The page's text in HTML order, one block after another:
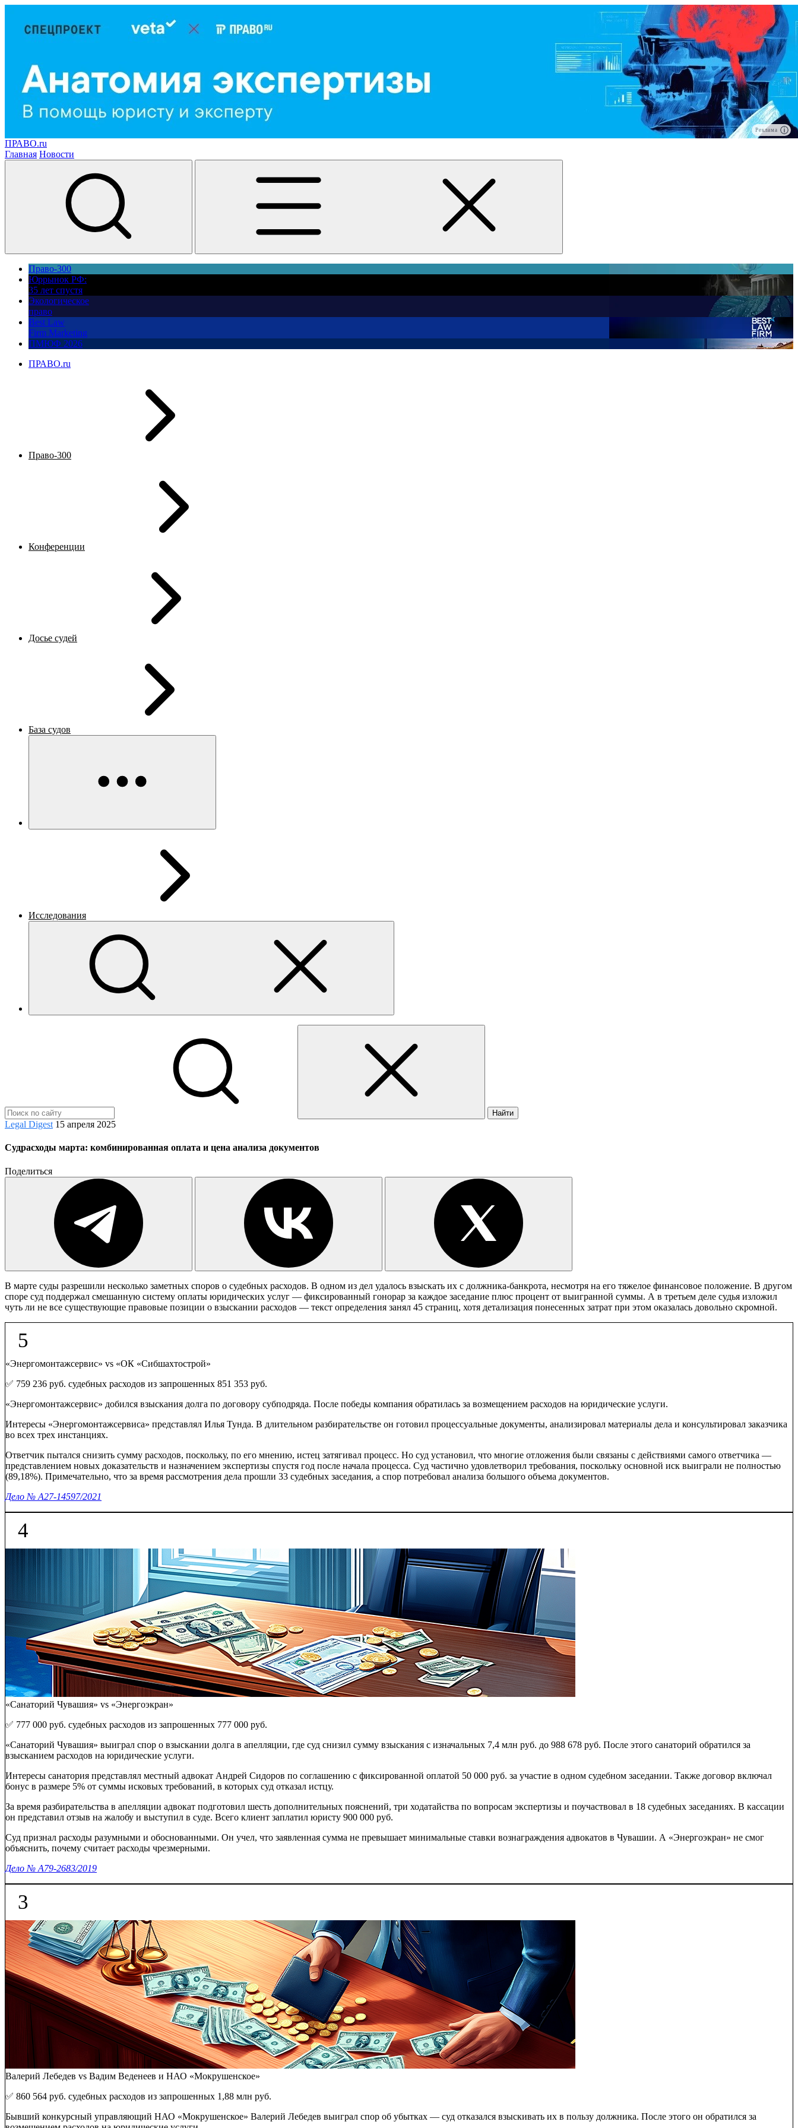
Реклама
ПРАВО.ru
Главная Новости
Право-300
Юррынок РФ:
35 лет спустя
Экологическое
право
Best Law
Firm Marketing
ПМЮФ 2026
ПРАВО.ru
Право-300
Конференции
Досье судей
База судов
Исследования
Найти
Legal Digest 15 апреля 2025
Судрасходы марта: комбинированная оплата и цена анализа документов
Поделиться
В марте суды разрешили несколько заметных споров о судебных расходов. В одном из дел удалось взыскать их с должника-банкрота, несмотря на его тяжелое финансовое положение. В другом
споре суд поддержал смешанную систему оплаты юридических услуг — фиксированный гонорар за каждое заседание плюс процент от выигранной суммы. А в третьем деле судья изложил
чуть ли не все существующие правовые позиции о взыскании расходов — текст определения занял 45 страниц, хотя детализация понесенных затрат при этом оказалась довольно скромной.
5
«Энергомонтажсервис» vs «ОК «Сибшахтострой»
✅ 759 236 руб. судебных расходов из запрошенных 851 353 руб.
«Энергомонтажсервис» добился взыскания долга по договору субподряда. После победы компания обратилась за возмещением расходов на юридические услуги.
Интересы «Энергомонтажсервиса» представлял Илья Тунда. В длительном разбирательстве он готовил процессуальные документы, анализировал материалы дела и консультировал заказчика
во всех трех инстанциях.
Ответчик пытался снизить сумму расходов, поскольку, по его мнению, истец затягивал процесс. Но суд установил, что многие отложения были связаны с действиями самого ответчика —
представлением новых доказательств и назначением экспертизы спустя год после начала процесса. Суд частично удовлетворил требования, поскольку основной иск выиграли не полностью
(89,18%). Примечательно, что за время рассмотрения дела прошли 33 судебных заседания, а спор потребовал анализа большого объема документов.
Дело № А27-14597/2021
4
«Санаторий Чувашия» vs «Энергоэкран»
✅ 777 000 руб. судебных расходов из запрошенных 777 000 руб.
«Санаторий Чувашия» выиграл спор о взыскании долга в апелляции, где суд снизил сумму взыскания с изначальных 7,4 млн руб. до 988 678 руб. После этого санаторий обратился за
взысканием расходов на юридические услуги.
Интересы санатория представлял местный адвокат Андрей Сидоров по соглашению с фиксированной оплатой 50 000 руб. за участие в одном судебном заседании. Также договор включал
бонус в размере 5% от суммы исковых требований, в которых суд отказал истцу.
За время разбирательства в апелляции адвокат подготовил шесть дополнительных пояснений, три ходатайства по вопросам экспертизы и поучаствовал в 18 судебных заседаниях. В кассации
он представил отзыв на жалобу и выступил в суде. Всего клиент заплатил юристу 900 000 руб.
Суд признал расходы разумными и обоснованными. Он учел, что заявленная сумма не превышает минимальные ставки вознаграждения адвокатов в Чувашии. А «Энергоэкран» не смог
объяснить, почему считает расходы чрезмерными.
Дело № А79-2683/2019
3
Валерий Лебедев vs Вадим Веденеев и НАО «Мокрушенское»
✅ 860 564 руб. судебных расходов из запрошенных 1,88 млн руб.
Бывший конкурсный управляющий НАО «Мокрушенское» Валерий Лебедев выиграл спор об убытках — суд отказался взыскивать их в пользу должника. После этого он обратился за